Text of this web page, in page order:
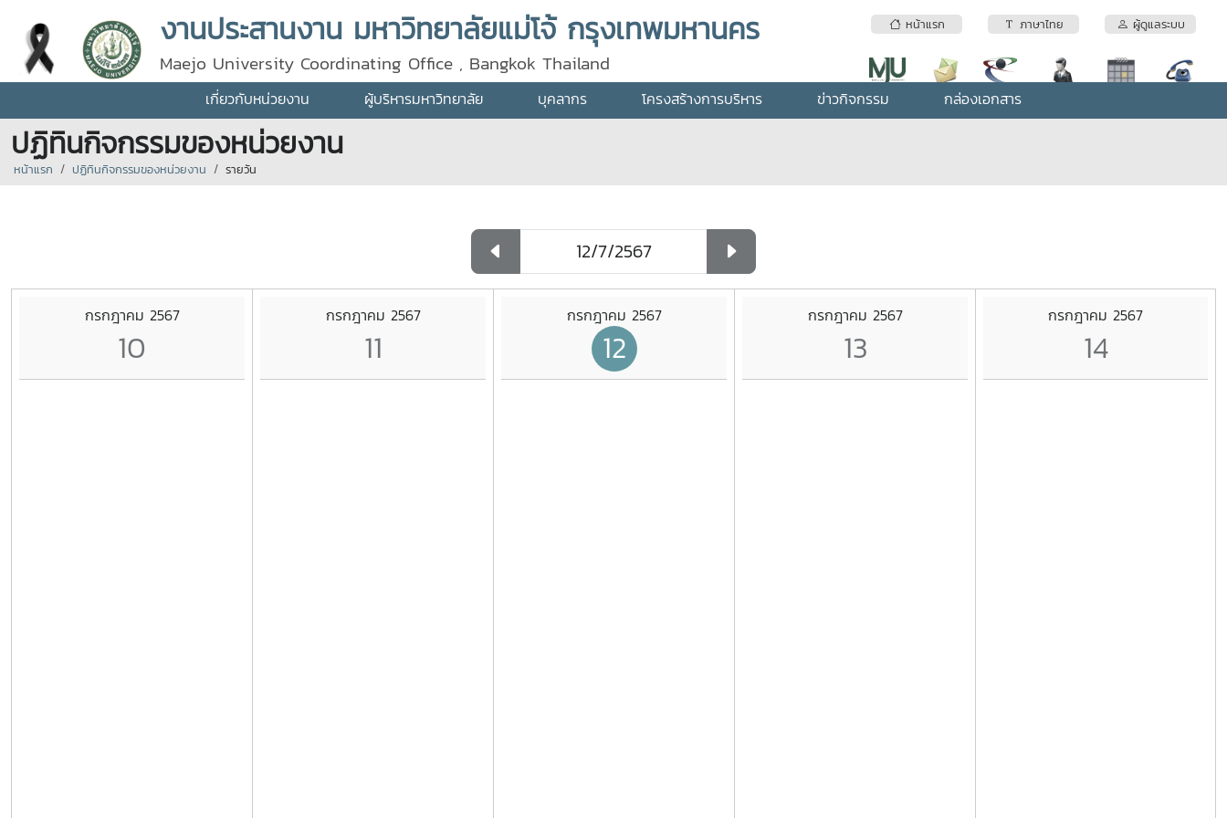
หน้าแรก ภาษาไทย ผู้ดูแลระบบ
งานประสานงาน มหาวิทยาลัยแม่โจ้ กรุงเทพมหานคร
Maejo University Coordinating Office , Bangkok Thailand
เกี่ยวกับหน่วยงาน ผู้บริหารมหาวิทยาลัย บุคลากร โครงสร้างการบริหาร ข่าวกิจกรรม กล่องเอกสาร
ปฏิทินกิจกรรมของหน่วยงาน
หน้าแรก ปฏิทินกิจกรรมของหน่วยงาน รายวัน
กรกฎาคม 2567
10
กรกฎาคม 2567
11
กรกฎาคม 2567
12
กรกฎาคม 2567
13
กรกฎาคม 2567
14